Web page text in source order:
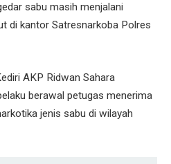
sabu masih menjalani
di kantor Satresnarkoba Polres
AKP Ridwan Sahara
berawal petugas menerima
jenis sabu di wilayah